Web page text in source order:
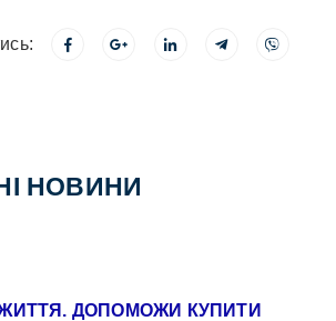
НОВИНИ
ЖИТТЯ. ДОПОМОЖИ КУПИТИ